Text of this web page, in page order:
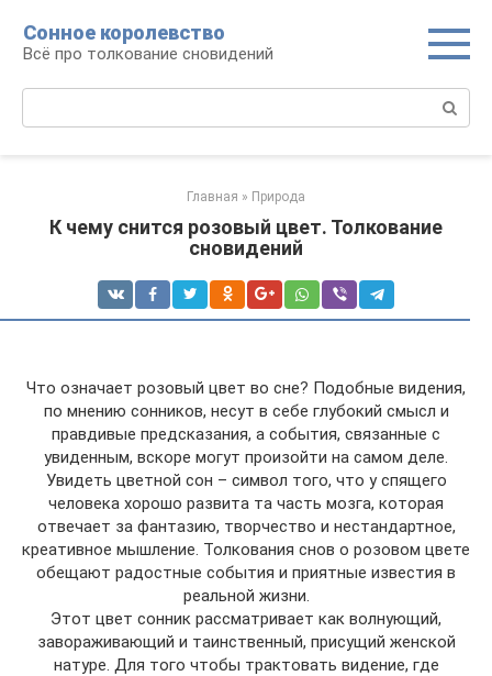
контенту
Сонное королевство
Всё про толкование сновидений
Главная » Природа
К чему снится розовый цвет. Толкование
сновидений
Что означает розовый цвет во сне? Подобные видения,
по мнению сонников, несут в себе глубокий смысл и
правдивые предсказания, а события, связанные с
увиденным, вскоре могут произойти на самом деле.
Увидеть цветной сон – символ того, что у спящего
человека хорошо развита та часть мозга, которая
отвечает за фантазию, творчество и нестандартное,
креативное мышление. Толкования снов о розовом цвете
обещают радостные события и приятные известия в
реальной жизни.
Этот цвет сонник рассматривает как волнующий,
завораживающий и таинственный, присущий женской
натуре. Для того чтобы трактовать видение, где